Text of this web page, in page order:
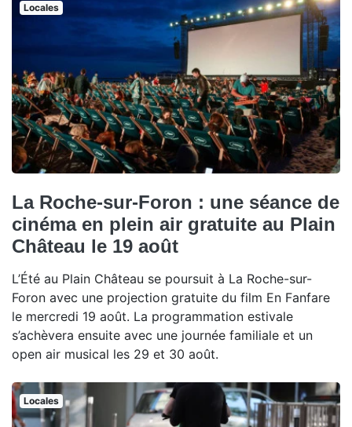
Locales
La Roche-sur-Foron : une séance de
cinéma en plein air gratuite au Plain
Château le 19 août
L’Été au Plain Château se poursuit à La Roche-sur-
Foron avec une projection gratuite du film En Fanfare
le mercredi 19 août. La programmation estivale
s’achèvera ensuite avec une journée familiale et un
open air musical les 29 et 30 août.
Locales